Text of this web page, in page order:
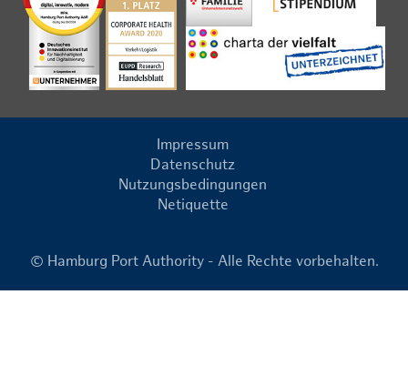
Impressum
Datenschutz
Nutzungsbedingungen
Netiquette
© Hamburg Port Authority - Alle Rechte vorbehalten.